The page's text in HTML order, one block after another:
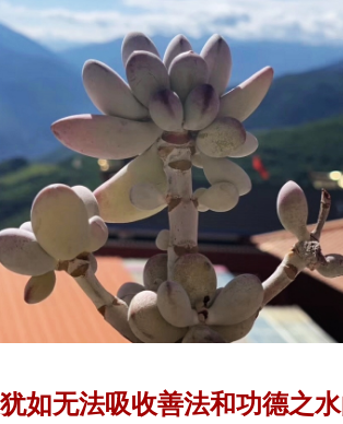
如无法吸收善法和功德之